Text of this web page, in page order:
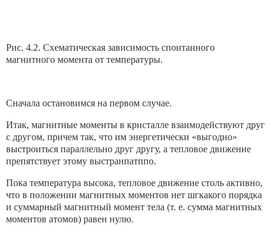
Рис. 4.2. Схематическая зависимость спонтанного
магнитного момента от температуры.
Сначала остановимся на первом случае.
Итак, магнитные моменты в кристалле взаимодействуют друг
с другом, причем так, что им энергетически «выгодно»
выстроиться параллельно друг другу, а тепловое движение
препятствует этому выстранпатппо.
Пока температура высока, тепловое движение столь активно,
что в положении магнитных моментов нет шгкакого порядка
и сум­марный магнитный момент тела (т. е. сумма магнитных
моментов атомов) равен нулю.